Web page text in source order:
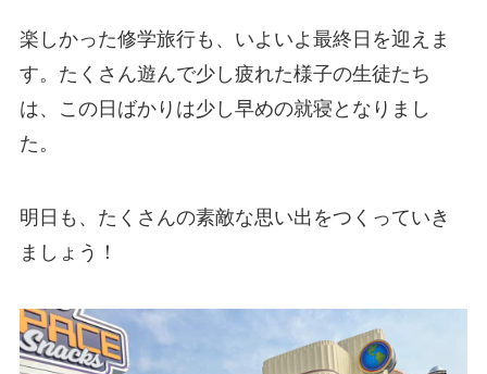
楽しかった修学旅行も、いよいよ最終日を迎えま
す。たくさん遊んで少し疲れた様子の生徒たち
は、この日ばかりは少し早めの就寝となりまし
た。
明日も、たくさんの素敵な思い出をつくっていき
ましょう！